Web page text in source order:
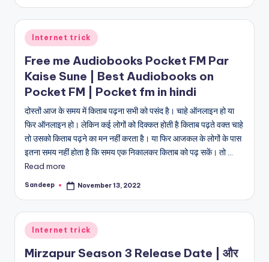
Posted
Internet trick
Free me Audiobooks Pocket FM Par
Kaise Sune | Best Audiobooks on
Pocket FM | Pocket fm in hindi
दोस्तों आज के समय में किताब पढ़ना सभी को पसंद है। चाहे ऑनलाइन हो या
फिर ऑनलाइन हो। लेकिन कई लोगों को दिक्कत होती है किताब पढ़ते वक्त चाहे
तो उसको किताब पढ़ने का मन नहीं करता है। या फिर आजकल के लोगों के पास
इतना समय नहीं होता है कि समय एक निकालकर किताब को पढ़ सकें। तो ...
Read more
Posted
Sandeep November 13, 2022
Posted
in
Internet trick
Mirzapur Season 3 Release Date | और